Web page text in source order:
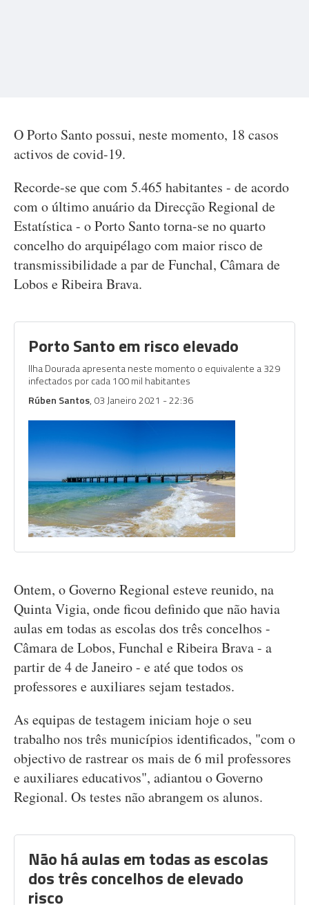
O Porto Santo possui, neste momento, 18 casos
activos de covid-19.
Recorde-se que com 5.465 habitantes - de acordo
com o último anuário da Direcção Regional de
Estatística - o Porto Santo torna-se no quarto
concelho do arquipélago com maior risco de
transmissibilidade a par de Funchal, Câmara de
Lobos e Ribeira Brava.
Porto Santo em risco elevado
Ilha Dourada apresenta neste momento o equivalente a 329
infectados por cada 100 mil habitantes
Rúben Santos, 03 Janeiro 2021 - 22:36
Ontem, o Governo Regional esteve reunido, na
Quinta Vigia, onde ficou definido que não havia
aulas em todas as escolas dos três concelhos -
Câmara de Lobos, Funchal e Ribeira Brava - a
partir de 4 de Janeiro - e até que todos os
professores e auxiliares sejam testados.
As equipas de testagem iniciam hoje o seu
trabalho nos três municípios identificados, "com o
objectivo de rastrear os mais de 6 mil professores
e auxiliares educativos", adiantou o Governo
Regional. Os testes não abrangem os alunos.
Não há aulas em todas as escolas
dos três concelhos de elevado
risco